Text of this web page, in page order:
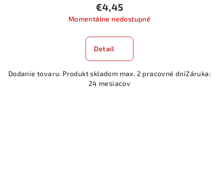
€4,45
Momentálne nedostupné
Detail
Dodanie tovaru: Produkt skladom max. 2 pracovné dniZáruka:
24 mesiacov